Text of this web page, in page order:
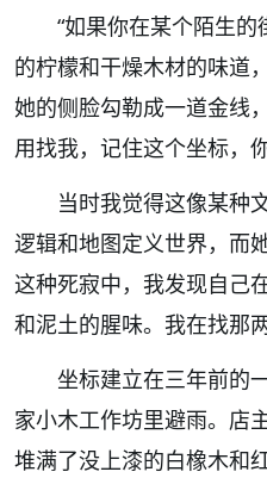
“如果你在某个陌生
的柠檬和干燥木材的味道
她的侧脸勾勒成一道金线
用找我，记住这个坐标，
当时我觉得这像某种
逻辑和地图定义世界，而
这种死寂中，我发现自己
和泥土的腥味。我在找那
坐标建立在三年前的
家小木工作坊里避雨。店
堆满了没上漆的白橡木和